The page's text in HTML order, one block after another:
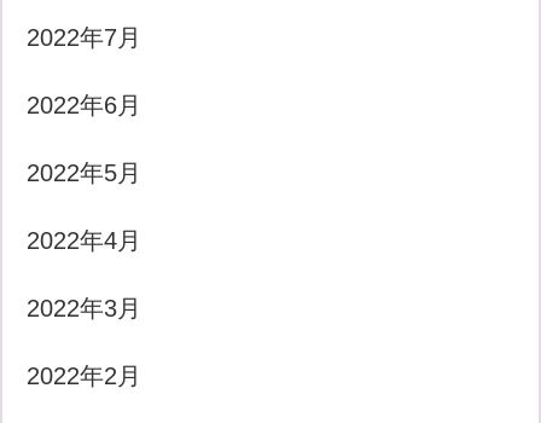
2022年7月
2022年6月
2022年5月
2022年4月
2022年3月
2022年2月